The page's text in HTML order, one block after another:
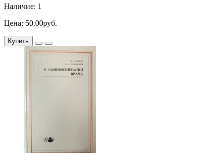
Наличие: 1
Цена: 50.00руб.
Купить